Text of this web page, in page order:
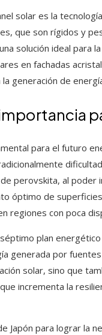
solar es la
que son rígidos y
solución ideal para
en fachadas
generación de
para el futuro
perovskita, al poder
óptimo de
regiones con poca
plan energético
generada por
solar, sino que
incrementa la
para lograr la